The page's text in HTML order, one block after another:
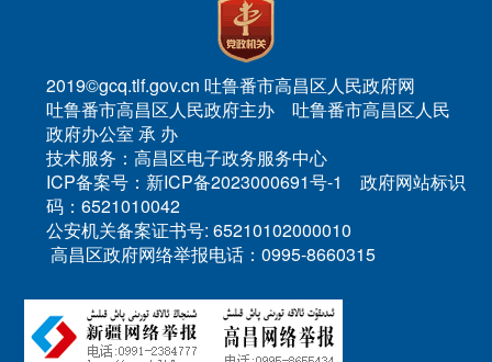
2019©gcq.tlf.gov.cn 吐鲁番市高昌区人民政府网
吐鲁番市高昌区人民政府主办 吐鲁番市高昌区人民
政府办公室 承 办
技术服务：高昌区电子政务服务中心
ICP备案号：新ICP备2023000691号-1 政府网站标识
码：6521010042
公安机关备案证书号: 65210102000010
高昌区政府网络举报电话：0995-8660315